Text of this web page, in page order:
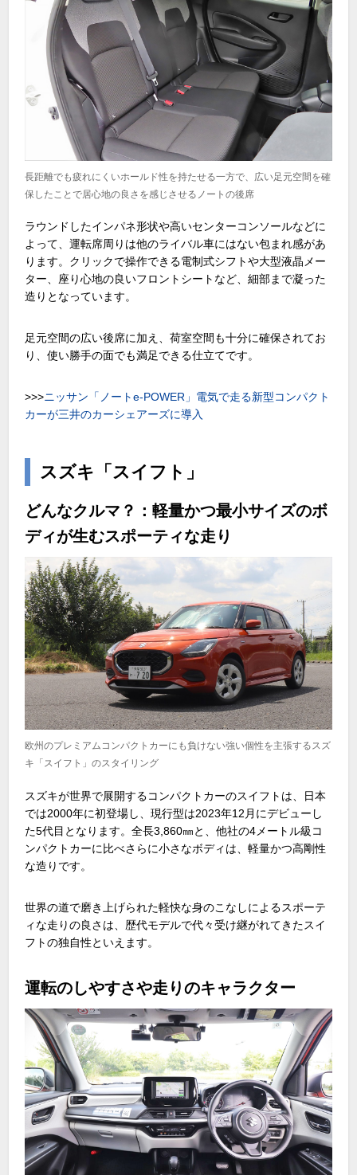
長距離でも疲れにくいホールド性を持たせる一方で、広い足元空間を確
保したことで居心地の良さを感じさせるノートの後席
ラウンドしたインパネ形状や高いセンターコンソールなどに
よって、運転席周りは他のライバル車にはない包まれ感があ
ります。クリックで操作できる電制式シフトや大型液晶メー
ター、座り心地の良いフロントシートなど、細部まで凝った
造りとなっています。
足元空間の広い後席に加え、荷室空間も十分に確保されてお
り、使い勝手の面でも満足できる仕立てです。
>>>ニッサン「ノートe-POWER」電気で走る新型コンパクト
カーが三井のカーシェアーズに導入
スズキ「スイフト」
どんなクルマ？：軽量かつ最小サイズのボ
ディが生むスポーティな走り
欧州のプレミアムコンパクトカーにも負けない強い個性を主張するスズ
キ「スイフト」のスタイリング
スズキが世界で展開するコンパクトカーのスイフトは、日本
では2000年に初登場し、現行型は2023年12 月にデビューし
た5代目となります。全長3,860㎜と、他社の4 メートル級コ
ンパクトカーに比べさらに小さなボディは、軽量かつ高剛性
な造りです。
世界の道で磨き上げられた軽快な身のこなしによるスポーテ
ィな走りの良さは、歴代モデルで代々受け継がれてきたスイ
フトの独自性といえます。
運転のしやすさや走りのキャラクター